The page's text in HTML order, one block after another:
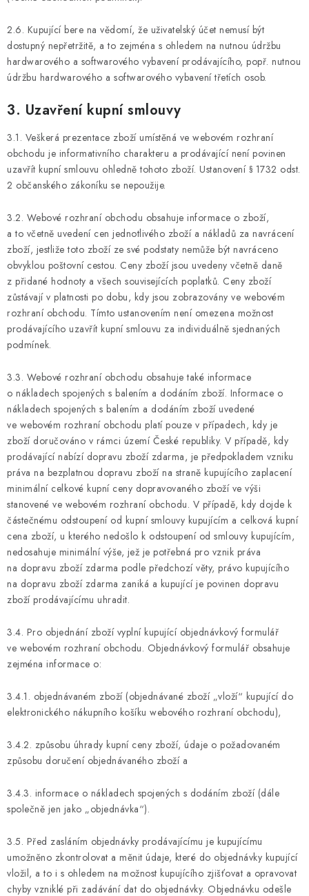
2.6. Kupující bere na vědomí, že uživatelský účet nemusí být
dostupný nepřetržitě, a to zejména s ohledem na nutnou údržbu
hardwarového a softwarového vybavení prodávajícího, popř. nutnou
údržbu hardwarového a softwarového vybavení třetích osob.
3. Uzavření kupní smlouvy
3.1. Veškerá prezentace zboží umístěná ve webovém rozhraní
obchodu je informativního charakteru a prodávající není povinen
uzavřít kupní smlouvu ohledně tohoto zboží. Ustanovení § 1732 odst.
2 občanského zákoníku se nepoužije.
3.2. Webové rozhraní obchodu obsahuje informace o zboží,
a to včetně uvedení cen jednotlivého zboží a nákladů za navrácení
zboží, jestliže toto zboží ze své podstaty nemůže být navráceno
obvyklou poštovní cestou. Ceny zboží jsou uvedeny včetně daně
z přidané hodnoty a všech souvisejících poplatků. Ceny zboží
zůstávají v platnosti po dobu, kdy jsou zobrazovány ve webovém
rozhraní obchodu. Tímto ustanovením není omezena možnost
prodávajícího uzavřít kupní smlouvu za individuálně sjednaných
podmínek.
3.3. Webové rozhraní obchodu obsahuje také informace
o nákladech spojených s balením a dodáním zboží. Informace o
nákladech spojených s balením a dodáním zboží uvedené
ve webovém rozhraní obchodu platí pouze v případech, kdy je
zboží doručováno v rámci území České republiky. V případě, kdy
prodávající nabízí dopravu zboží zdarma, je předpokladem vzniku
práva na bezplatnou dopravu zboží na straně kupujícího zaplacení
minimální celkové kupní ceny dopravovaného zboží ve výši
stanovené ve webovém rozhraní obchodu. V případě, kdy dojde k
částečnému odstoupení od kupní smlouvy kupujícím a celková kupní
cena zboží, u kterého nedošlo k odstoupení od smlouvy kupujícím,
nedosahuje minimální výše, jež je potřebná pro vznik práva
na dopravu zboží zdarma podle předchozí věty, právo kupujícího
na dopravu zboží zdarma zaniká a kupující je povinen dopravu
zboží prodávajícímu uhradit.
3.4. Pro objednání zboží vyplní kupující objednávkový formulář
ve webovém rozhraní obchodu. Objednávkový formulář obsahuje
zejména informace o:
3.4.1. objednávaném zboží (objednávané zboží „vloží“ kupující do
elektronického nákupního košíku webového rozhraní obchodu),
3.4.2. způsobu úhrady kupní ceny zboží, údaje o požadovaném
způsobu doručení objednávaného zboží a
3.4.3. informace o nákladech spojených s dodáním zboží (dále
společně jen jako „objednávka“).
3.5. Před zasláním objednávky prodávajícímu je kupujícímu
umožněno zkontrolovat a měnit údaje, které do objednávky kupující
vložil, a to i s ohledem na možnost kupujícího zjišťovat a opravovat
chyby vzniklé při zadávání dat do objednávky. Objednávku odešle